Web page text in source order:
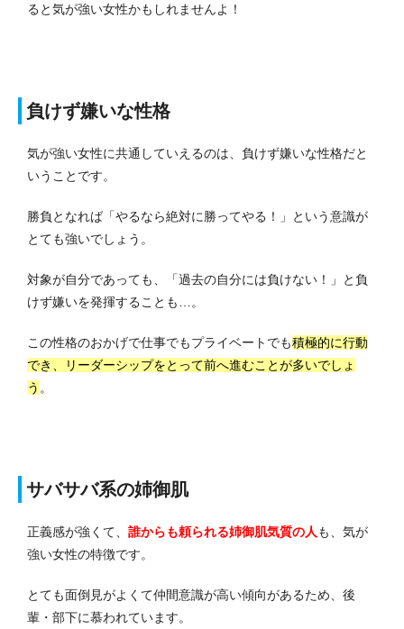
ると気が強い女性かもしれませんよ！
負けず嫌いな性格
気が強い女性に共通していえるのは、負けず嫌いな性格だと
いうことです。
勝負となれば「やるなら絶対に勝ってやる！」という意識が
とても強いでしょう。
対象が自分であっても、「過去の自分には負けない！」と負
けず嫌いを発揮することも…。
この性格のおかげで仕事でもプライベートでも積極的に行動
でき、リーダーシップをとって前へ進むことが多いでしょ
う 。
サバサバ系の姉御肌
正義感が強くて、 誰からも頼られる姉御肌気質の人 も、気が
強い女性の特徴です。
とても面倒見がよくて仲間意識が高い傾向があるため、後
輩・部下に慕われています。